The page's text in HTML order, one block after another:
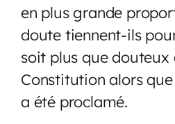
en plus grande
doute tiennent-ils
soit plus que
Constitution alors que
a été proclamé.